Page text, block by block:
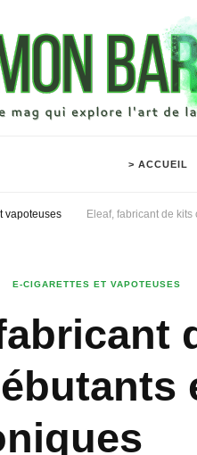
> ACCUEIL
vapoteuses Eleaf, fabricant de
E-CIGARETTES ET VAPOTEUSES